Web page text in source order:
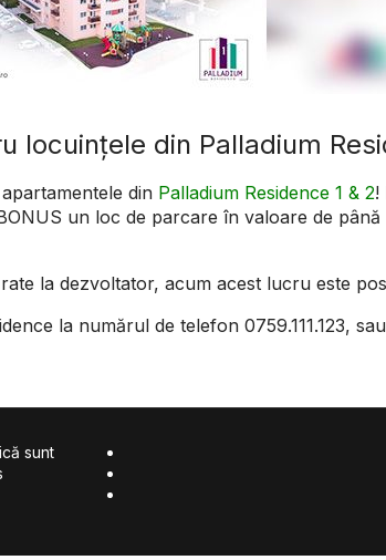
locuințele din Palladium
din Palladium Residence 1 & 2!
un loc de parcare în valoare de până
la dezvoltator, acum acest lucru este
la numărul de telefon 0759.111.123,
sunt